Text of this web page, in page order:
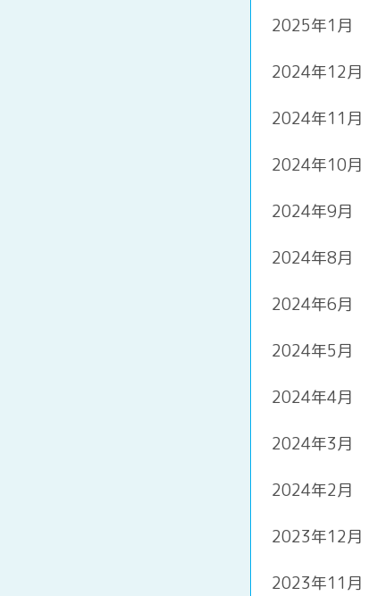
2025年1月
2024年12月
2024年11月
2024年10月
2024年9月
2024年8月
2024年6月
2024年5月
2024年4月
2024年3月
2024年2月
2023年12月
2023年11月